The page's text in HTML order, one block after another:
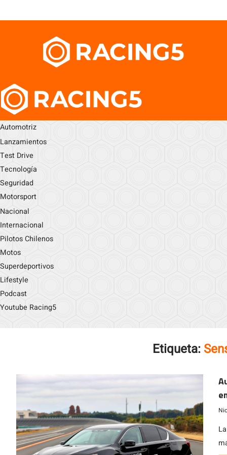
Automotriz
Lanzamientos
Test Drive
Tecnología
Seguridad
Motorsport
Nacional
Internacional
Pilotos Chilenos
Motos
Superdeportivos
Lifestyle
Podcast
Youtube Racing5
Etiqueta: